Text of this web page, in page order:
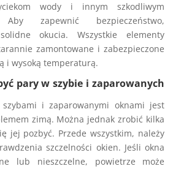
wody i innym szkodliwym
Aby zapewnić bezpieczeństwo,
okucia. Wszystkie elementy
zamontowane i zabezpieczone
i wysoką temperaturą.
pary w szybie i zaparowanych
szybami i zaparowanymi oknami jest
zimą. Można jednak zrobić kilka
jej pozbyć. Przede wszystkim, należy
szczelności okien. Jeśli okna
lub nieszczelne, powietrze może